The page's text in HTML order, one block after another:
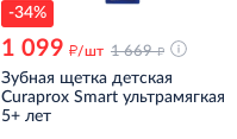
-34%
1 099 д/шт 1 669 д
Зубная щетка детская
Curaprox Smart ультрамягкая
5+ лет